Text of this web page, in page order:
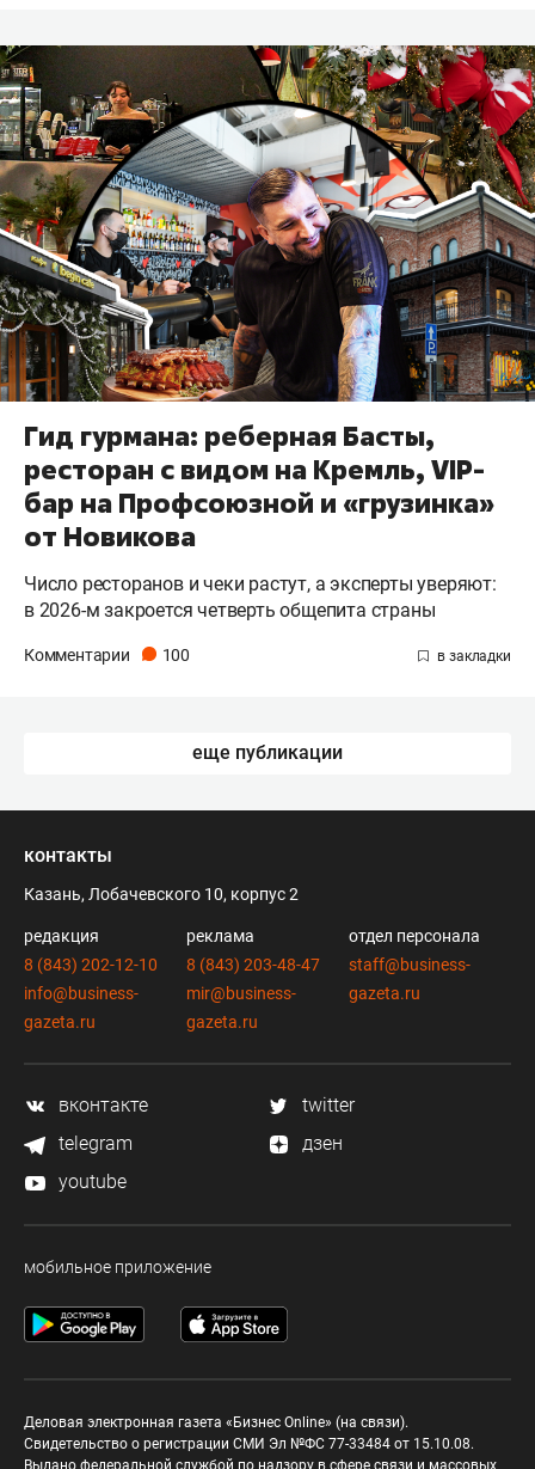
Гид гурмана: реберная Басты,
ресторан с видом на Кремль, VIP-
бар на Профсоюзной и «грузинка»
от Новикова
Число ресторанов и чеки растут, а эксперты уверяют:
в 2026-м закроется четверть общепита страны
Комментарии 100
еще публикации
контакты
Казань, Лобачевского 10, корпус 2
редакция
8 (843) 202-12-10
info@business-
gazeta.ru
реклама
8 (843) 203-48-47
mir@business-
gazeta.ru
отдел персонала
staff@business-
gazeta.ru
вконтакте
twitter
telegram
дзен
youtube
мобильное приложение
Деловая электронная газета «Бизнес Online» (на связи).
Свидетельство о регистрации СМИ Эл №ФС 77-33484 от 15.10.08.
Выдано федеральной службой по надзору в сфере связи и массовых